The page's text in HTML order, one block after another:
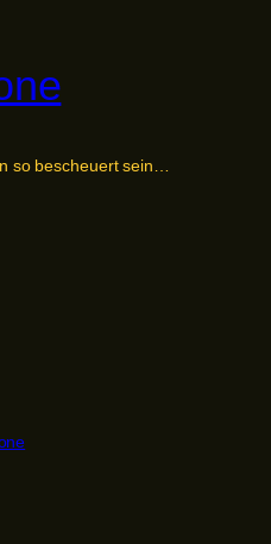
so bescheuert sein…